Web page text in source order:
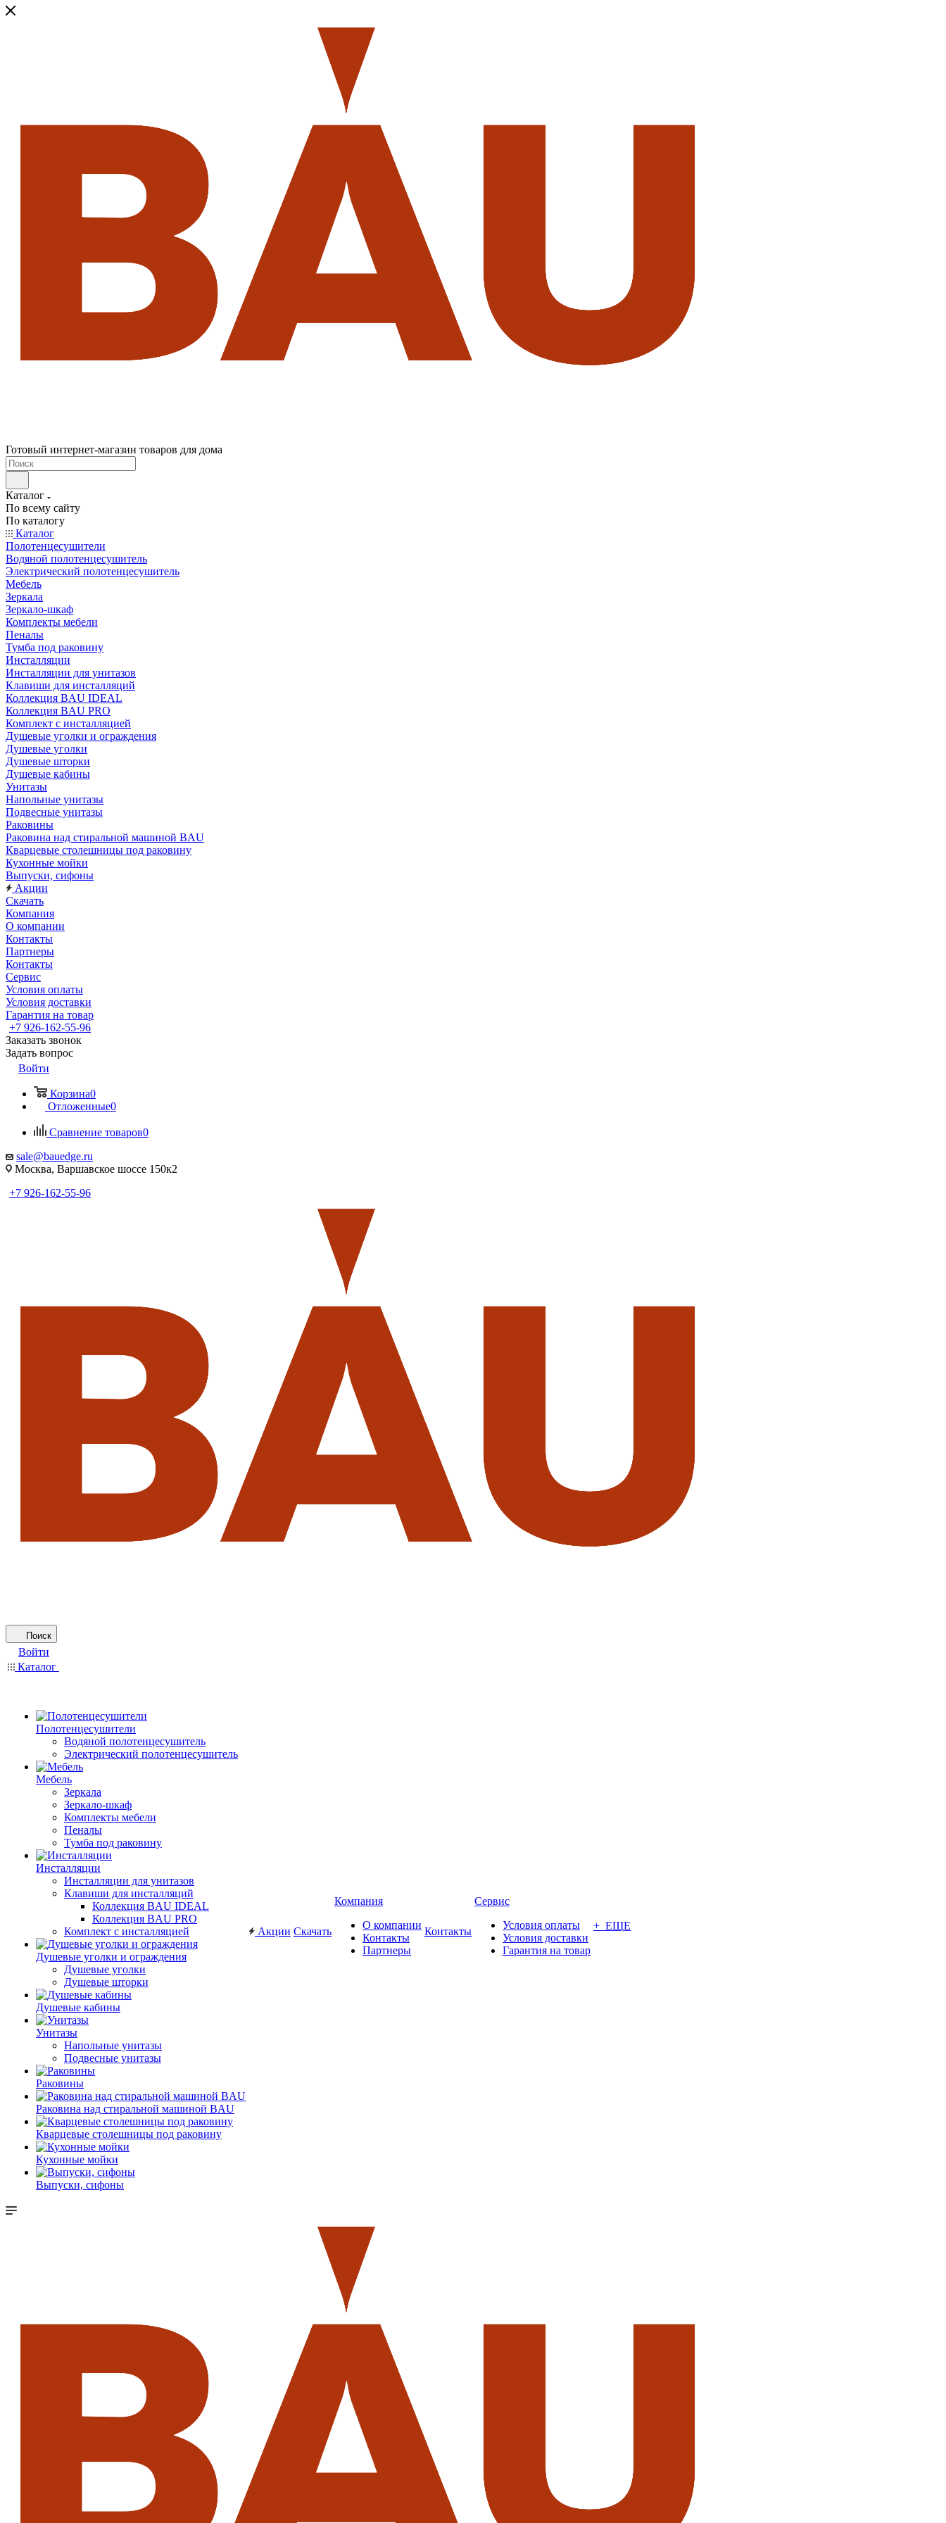
Готовый интернет-магазин товаров для дома
Каталог
По всему сайту
По каталогу
Каталог
Полотенцесушители
Водяной полотенцесушитель
Электрический полотенцесушитель
Мебель
Зеркала
Зеркало-шкаф
Комплекты мебели
Пеналы
Тумба под раковину
Инсталляции
Инсталляции для унитазов
Клавиши для инсталляций
Коллекция BAU IDEAL
Коллекция BAU PRO
Комплект с инсталляцией
Душевые уголки и ограждения
Душевые уголки
Душевые шторки
Душевые кабины
Унитазы
Напольные унитазы
Подвесные унитазы
Раковины
Раковина над стиральной машиной BAU
Кварцевые столешницы под раковину
Кухонные мойки
Выпуски, сифоны
Акции
Скачать
Компания
О компании
Контакты
Партнеры
Контакты
Сервис
Условия оплаты
Условия доставки
Гарантия на товар
+7 926-162-55-96
Заказать звонок
Задать вопрос
Войти
Корзина0
Отложенные0
Сравнение товаров0
sale@bauedge.ru
Москва, Варшавское шоссе 150к2
+7 926-162-55-96
Поиск
Войти
Каталог
Полотенцесушители
Водяной полотенцесушитель
Электрический полотенцесушитель
Мебель
Зеркала
Зеркало-шкаф
Комплекты мебели
Пеналы
Тумба под раковину
Инсталляции
Инсталляции для унитазов
Клавиши для инсталляций
Коллекция BAU IDEAL
Коллекция BAU PRO
Комплект с инсталляцией
Душевые уголки и ограждения
Душевые уголки
Душевые шторки
Душевые кабины
Унитазы
Напольные унитазы
Подвесные унитазы
Раковины
Раковина над стиральной машиной BAU
Кварцевые столешницы под раковину
Кухонные мойки
Выпуски, сифоны
Акции Скачать
Компания
О компании
Контакты
Партнеры
Контакты
Сервис
Условия оплаты
Условия доставки
Гарантия на товар
+ ЕЩЕ